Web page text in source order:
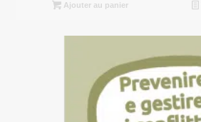
Ajouter au panier